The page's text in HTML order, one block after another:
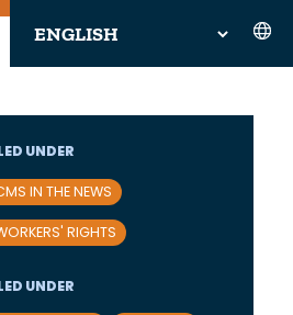
UNDER
IN THE NEWS
RIGHTS
UNDER